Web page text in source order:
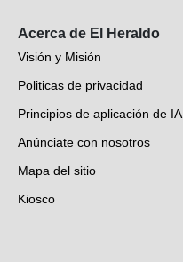
Acerca de El Heraldo
Visión y Misión
Politicas de privacidad
Principios de aplicación de IA
Anúnciate con nosotros
Mapa del sitio
Kiosco